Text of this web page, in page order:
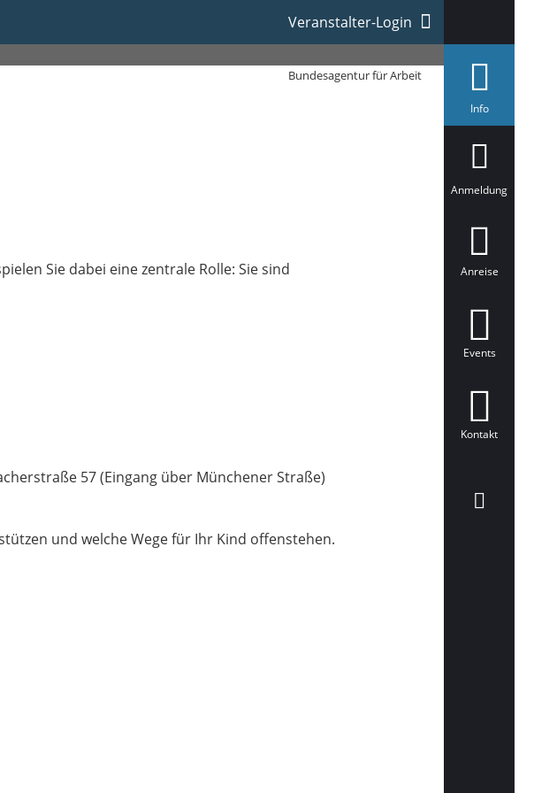
Veranstalter-Login
Bundesagentur für Arbeit
Infoa
ä
t
Anmeldung
Anreise
Events
Kontakt
Sie dabei eine zentrale Rolle: Sie sind
57 (Eingang über Münchener Straße)
und welche Wege für Ihr Kind offenstehen.